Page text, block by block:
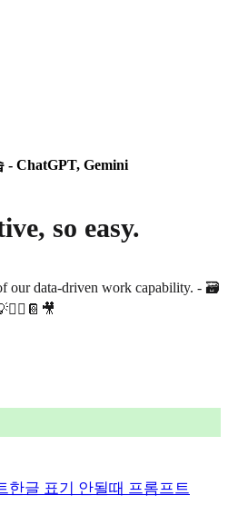
- ChatGPT, Gemini
so easy.
our data-driven work capability. - 🗃️
한글 표기 안될때 프롬프트